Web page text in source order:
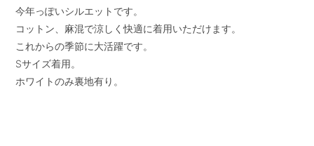
今年っぽいシルエットです。
コットン、麻混で涼しく快適に着用いただけます。
これからの季節に大活躍です。
Sサイズ着用。
ホワイトのみ裏地有り。